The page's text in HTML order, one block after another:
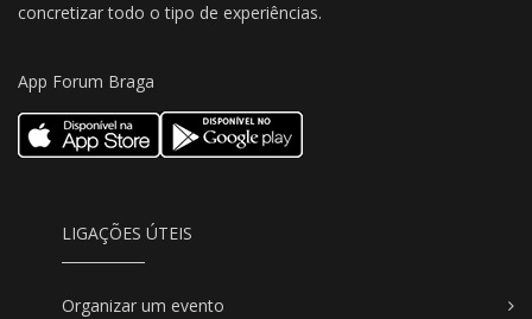
concretizar todo o tipo de experiências.
App Forum Braga
LIGAÇÕES ÚTEIS
Organizar um evento